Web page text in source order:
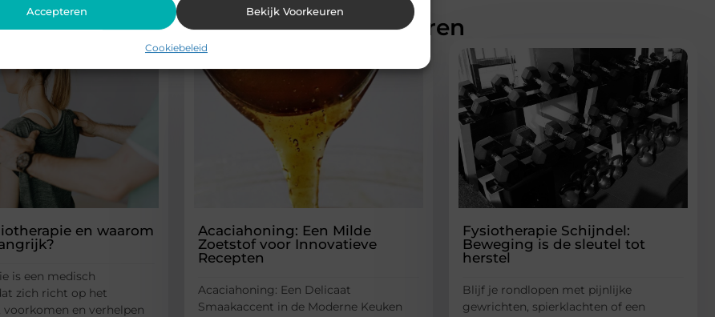
Accepteren Bekijk Voorkeuren
Cookiebeleid
artikelendie u mogelijk interesseren
en waarom
is een medisch
zich richt op het
voorkomen en verhelpen
Acaciahoning: Een Milde
Zoetstof voor Innovatieve
Recepten
Acaciahoning: Een Delicaat
Smaakaccent in de Moderne Keuken
Fysiotherapie Schijndel:
Beweging is de sleutel tot
herstel
Blijf je rondlopen met pijnlijke
gewrichten, spierklachten of een